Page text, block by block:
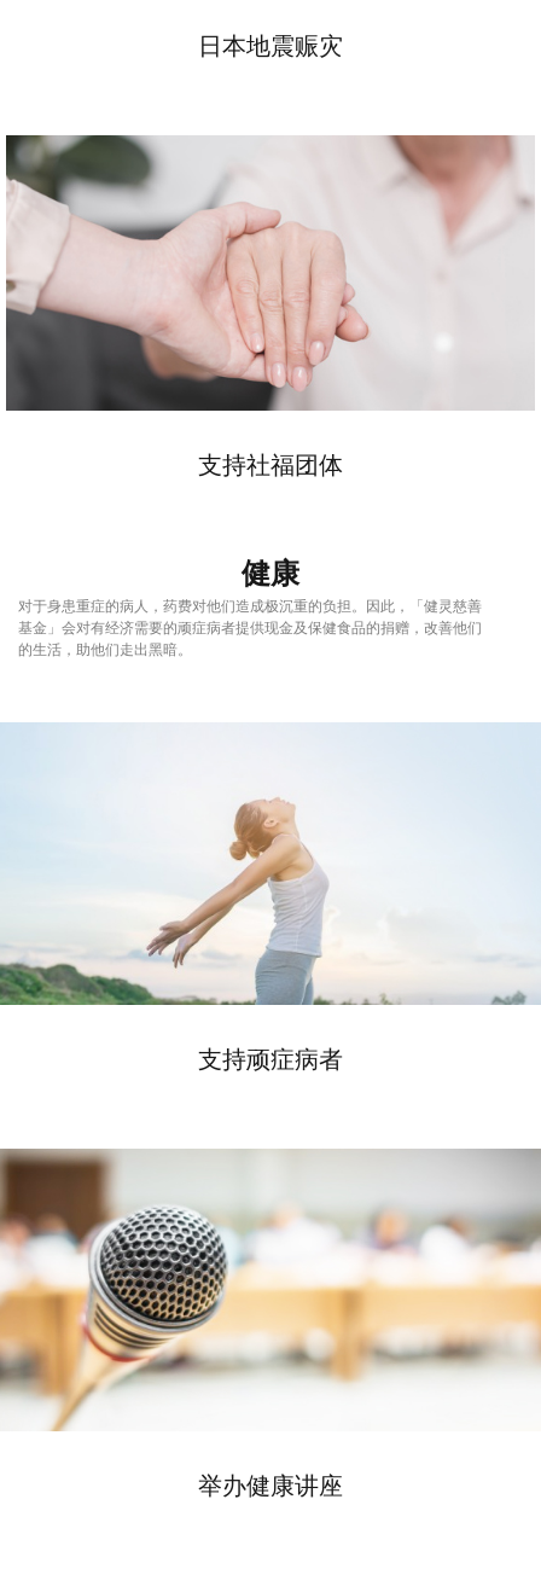
日本地震赈灾
支持社福团体
健康
对于身患重症的病人，药费对他们造成极沉重的负担。因此，「健灵慈善
基金」会对有经济需要的顽症病者提供现金及保健食品的捐赠，改善他们
的生活，助他们走出黑暗。
支持顽症病者
举办健康讲座